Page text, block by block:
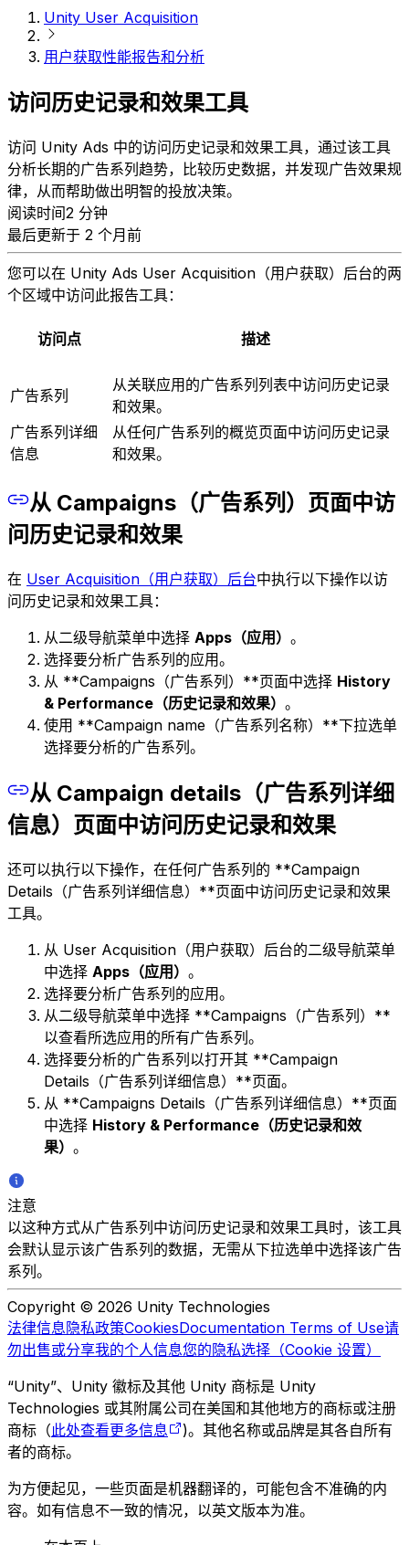
Unity User Acquisition
用户获取性能报告和分析
访问历史记录和效果工具
访问 Unity Ads 中的访问历史记录和效果工具，通过该工具
分析长期的广告系列趋势，比较历史数据，并发现广告效果规
律，从而帮助做出明智的投放决策。
阅读时间2 分钟
最后更新于 2 个月前
您可以在 Unity Ads User Acquisition（用户获取）后台的两
个区域中访问此报告工具：
访问点 描述
广告系列
从关联应用的广告系列列表中访问历史记录
和效果。
广告系列详细
信息
从任何广告系列的概览页面中访问历史记录
和效果。
从 Campaigns（广告系列）页面中访
问历史记录和效果
在 User Acquisition（用户获取）后台中执行以下操作以访
问历史记录和效果工具：
从二级导航菜单中选择 Apps（应用） 。
选择要分析广告系列的应用。
从 **Campaigns（广告系列）**页面中选择 History
& Performance（历史记录和效果） 。
使用 **Campaign name（广告系列名称）**下拉选单
选择要分析的广告系列。
从 Campaign details（广告系列详细
信息）页面中访问历史记录和效果
还可以执行以下操作，在任何广告系列的 **Campaign
Details（广告系列详细信息）**页面中访问历史记录和效果
工具。
从 User Acquisition（用户获取）后台的二级导航菜单
中选择 Apps（应用） 。
选择要分析广告系列的应用。
从二级导航菜单中选择 **Campaigns（广告系列）**
以查看所选应用的所有广告系列。
选择要分析的广告系列以打开其 **Campaign
Details（广告系列详细信息）**页面。
从 **Campaigns Details（广告系列详细信息）**页面
中选择 History & Performance（历史记录和效
果） 。
注意
以这种方式从广告系列中访问历史记录和效果工具时，该工具
会默认显示该广告系列的数据，无需从下拉选单中选择该广告
系列。
Copyright © 2026 Unity Technologies
法律信息隐私政策CookiesDocumentation Terms of Use请
勿出售或分享我的个人信息您的隐私选择（Cookie 设置）
“Unity”、Unity 徽标及其他 Unity 商标是 Unity
Technologies 或其附属公司在美国和其他地方的商标或注册
商标（此处查看更多信息
)。其他名称或品牌是其各自所有
者的商标。
为方便起见，一些页面是机器翻译的，可能包含不准确的内
容。如有信息不一致的情况，以英文版本为准。